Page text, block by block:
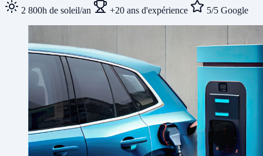
2 800h de soleil/an +20 ans d'expérience 5/5 Google